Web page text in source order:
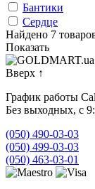
Бантики
Сердце
Найдено 7
Показать
Вверх ↑
График работы
Без выходных, с
(050) 490-03-03
(050) 499-03-03
(050) 463-03-01